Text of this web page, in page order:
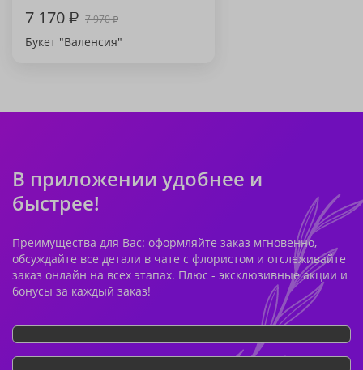
7 170₽ 7 970₽
Букет "Валенсия"
В приложении удобнее и
быстрее!
Преимущества для Вас: оформляйте заказ мгновенно,
обсуждайте все детали в чате с флористом и отслеживайте
заказ онлайн на всех этапах. Плюс - эксклюзивные акции и
бонусы за каждый заказ!